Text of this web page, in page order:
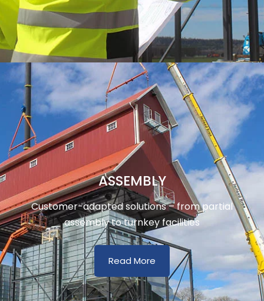
ASSEMBLY
Customer-adapted solutions – from partial
assembly to turnkey facilities
Read More